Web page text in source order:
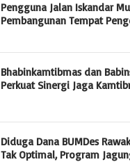
Pengguna Jalan Iskandar
Pembangunan Tempat
Bhabinkamtibmas dan
Perkuat Sinergi Jaga
Diduga Dana BUMDes
Tak Optimal, Program